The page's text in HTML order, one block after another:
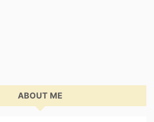
ABOUT ME